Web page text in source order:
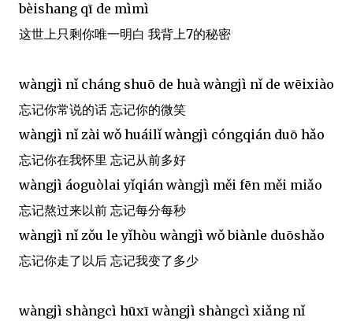
bèishang qī de mìmì
这世上只剩你唯一明白 我背上7的秘密
wàngjì nǐ cháng shuō de huà wàngjì nǐ de wēixiào
忘记你常说的话 忘记你的微笑
wàngjì nǐ zài wǒ huáilǐ wàngjì cóngqián duō hǎo
忘记你在我怀里 忘记从前多好
wàngjì áoguòlai yǐqián wàngjì měi fēn měi miǎo
忘记熬过来以前 忘记每分每秒
wàngjì nǐ zǒu le yǐhòu wàngjì wǒ biànle duōshǎo
忘记你走了以后 忘记我变了多少
wàngjì shàngcì hūxī wàngjì shàngcì xiǎng nǐ